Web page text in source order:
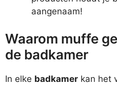
aangenaam!
Waarom muffe
de badkamer
In elke badkamer kan het